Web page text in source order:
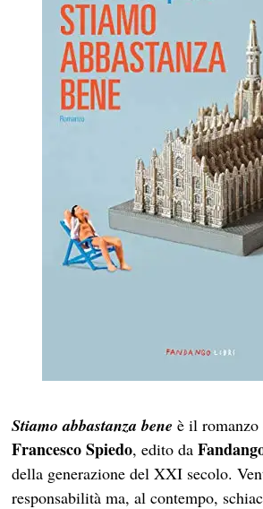
Stiamo abbastanza bene è il romanzo
Francesco Spiedo, edito da
della generazione del XXI secolo.
responsabilità ma, al contempo,